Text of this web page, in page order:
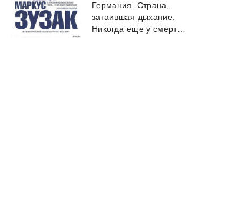
Германия. Страна,
затаившая дыхание.
Никогда еще у смерти не было столько работы....